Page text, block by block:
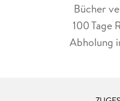
Bücher
100 Tage
Abholung